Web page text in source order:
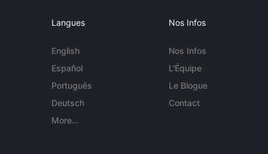
Langues
English
Español
Português
Deutsch
More...
Nos Infos
Nos Infos
L'Équipe
Le Blogue
Contact